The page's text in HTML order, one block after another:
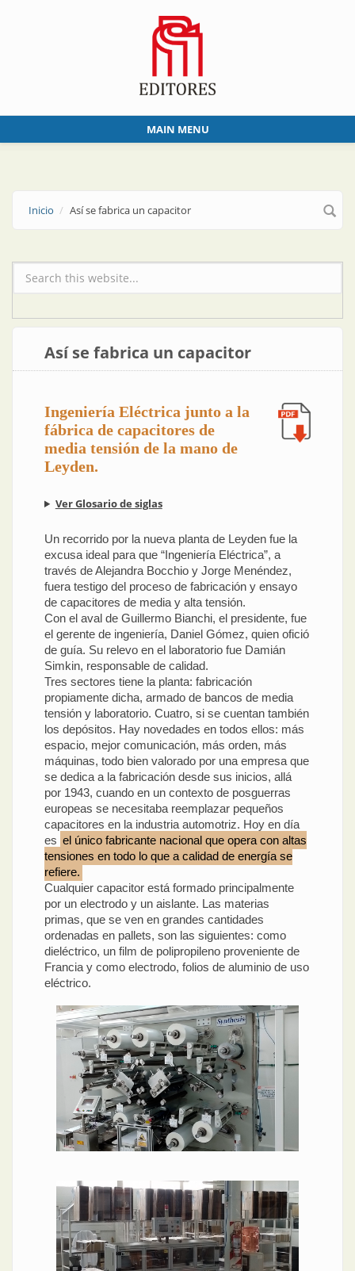
MAIN MENU
Inicio Así se fabrica un capacitor
Formulario de búsqueda
Así se fabrica un capacitor
Ingeniería Eléctrica junto a la
fábrica de capacitores de
media tensión de la mano de
Leyden.
Ver Glosario de siglas
Un recorrido por la nueva planta de Leyden fue la
excusa ideal para que “Ingeniería Eléctrica”, a
través de Alejandra Bocchio y Jorge Menéndez,
fuera testigo del proceso de fabricación y ensayo
de capacitores de media y alta tensión.
Con el aval de Guillermo Bianchi, el presidente, fue
el gerente de ingeniería, Daniel Gómez, quien ofició
de guía. Su relevo en el laboratorio fue Damián
Simkin, responsable de calidad.
Tres sectores tiene la planta: fabricación
propiamente dicha, armado de bancos de media
tensión y laboratorio. Cuatro, si se cuentan también
los depósitos. Hay novedades en todos ellos: más
espacio, mejor comunicación, más orden, más
máquinas, todo bien valorado por una empresa que
se dedica a la fabricación desde sus inicios, allá
por 1943, cuando en un contexto de posguerras
europeas se necesitaba reemplazar pequeños
capacitores en la industria automotriz. Hoy en día
es el único fabricante nacional que opera con altas
tensiones en todo lo que a calidad de energía se
refiere.
Cualquier capacitor está formado principalmente
por un electrodo y un aislante. Las materias
primas, que se ven en grandes cantidades
ordenadas en pallets, son las siguientes: como
dieléctrico, un film de polipropileno proveniente de
Francia y como electrodo, folios de aluminio de uso
eléctrico.